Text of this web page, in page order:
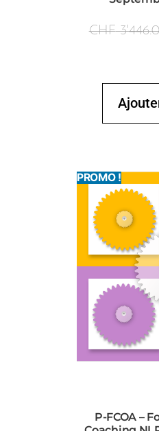
CHF
PROMO !
P-FCOA –